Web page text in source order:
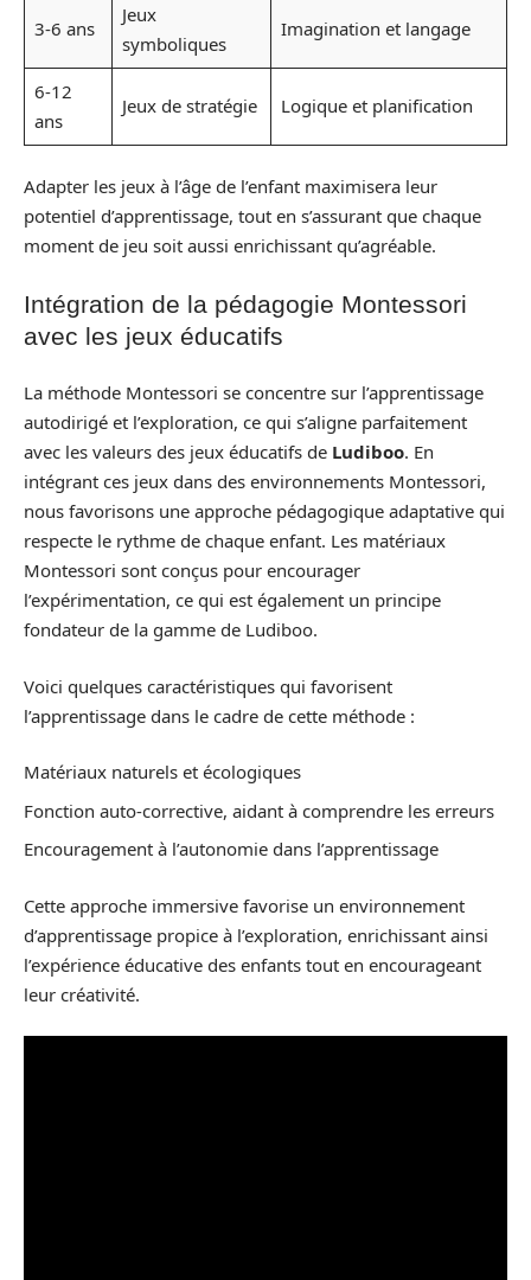
3-6 ans
Jeux
symboliques
Imagination et langage
6-12
ans
Jeux de stratégie Logique et planification
Adapter les jeux à l’âge de l’enfant maximisera leur
potentiel d’apprentissage, tout en s’assurant que chaque
moment de jeu soit aussi enrichissant qu’agréable.
Intégration de la pédagogie Montessori
avec les jeux éducatifs
La méthode Montessori se concentre sur l’apprentissage
autodirigé et l’exploration, ce qui s’aligne parfaitement
avec les valeurs des jeux éducatifs de Ludiboo. En
intégrant ces jeux dans des environnements Montessori,
nous favorisons une approche pédagogique adaptative qui
respecte le rythme de chaque enfant. Les matériaux
Montessori sont conçus pour encourager
l’expérimentation, ce qui est également un principe
fondateur de la gamme de Ludiboo.
Voici quelques caractéristiques qui favorisent
l’apprentissage dans le cadre de cette méthode :
Matériaux naturels et écologiques
Fonction auto-corrective, aidant à comprendre les erreurs
Encouragement à l’autonomie dans l’apprentissage
Cette approche immersive favorise un environnement
d’apprentissage propice à l’exploration, enrichissant ainsi
l’expérience éducative des enfants tout en encourageant
leur créativité.